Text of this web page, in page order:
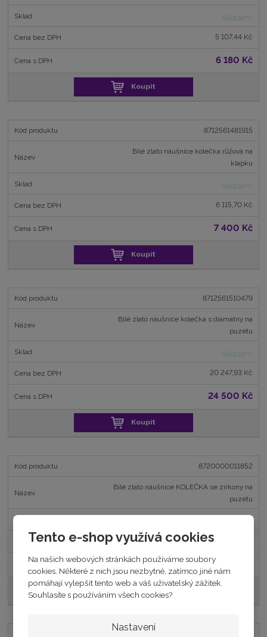
Tento e-shop využívá cookies
Na našich webových stránkách používáme soubory
cookies. Některé z nich jsou nezbytné, zatímco jiné nám
pomáhají vylepšit tento web a váš uživatelský zážitek.
Souhlasíte s používáním všech cookies?
Nastavení
skladem
5 107,44 Kč
6 180 Kč
Koupit
8712561481915
Bílé zlato náušnice kolečka růžová na
klapku
skladem
6 115,70 Kč
7 400 Kč
Koupit
8712561510479
Bílé zlato náušnice kolečka s diamatny na
puzetu
skladem
20 247,93 Kč
24 500 Kč
Koupit
8720000011852
Bílé zlato náušnice KOLEČKA se zirkony na
puzetu
4 256,20 Kč
Koupit